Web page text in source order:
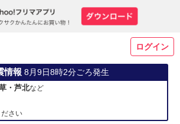
ログイン
情報 8月9日8時2分ごろ発生
・芦北など
さい